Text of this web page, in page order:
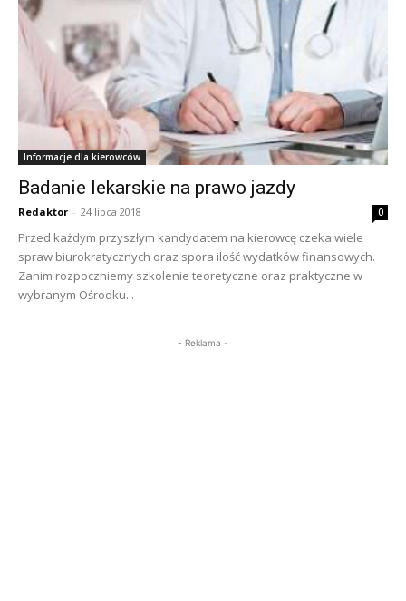
Informacje dla kierowców
Badanie lekarskie na prawo jazdy
Redaktor - 24 lipca 2018 0
Przed każdym przyszłym kandydatem na kierowcę czeka wiele
spraw biurokratycznych oraz spora ilość wydatków finansowych.
Zanim rozpoczniemy szkolenie teoretyczne oraz praktyczne w
wybranym Ośrodku...
- Reklama -